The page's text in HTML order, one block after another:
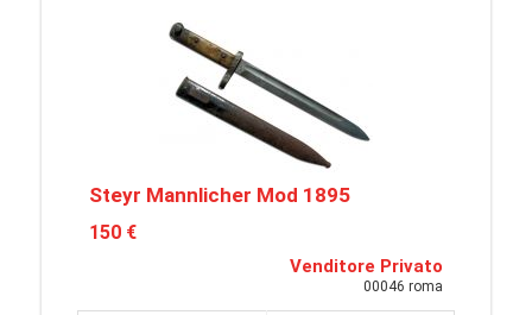
Steyr Mannlicher Mod 1895
150 €
Venditore Privato
00046 roma